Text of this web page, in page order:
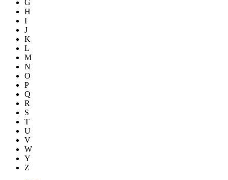
G
H
I
J
K
L
M
N
O
P
Q
R
S
T
U
V
W
Y
Z